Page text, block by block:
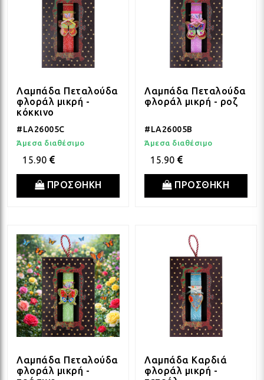
Λαμπάδα Πεταλούδα
φλοράλ μικρή -
κόκκινο
#LA26005C
Άμεσα διαθέσιμο
15.90
ΠΡΟΣΘΗΚΗ
Λαμπάδα Πεταλούδα
φλοράλ μικρή - ροζ
#LA26005B
Άμεσα διαθέσιμο
15.90
ΠΡΟΣΘΗΚΗ
Λαμπάδα Πεταλούδα
φλοράλ μικρή -
Λαμπάδα Καρδιά
φλοράλ μικρή -